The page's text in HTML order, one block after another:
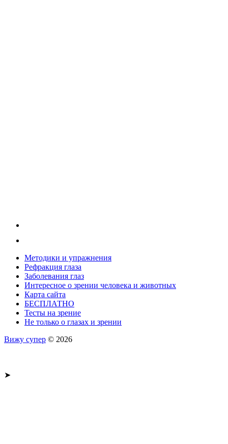
Методики и упражнения
Рефракция глаза
Заболевания глаз
Интересное о зрении человека и животных
Карта сайта
БЕСПЛАТНО
Тесты на зрение
Не только о глазах и зрении
Вижу супер © 2026
➤